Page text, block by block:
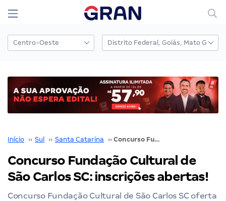
Início ›› Sul ›› Santa Catarina ›› Concurso Fundação Cultural de São Carlos SC: inscrições abertas!
Concurso Fundação Cultural de
São Carlos SC: inscrições abertas!
Concurso Fundação Cultural de São Carlos SC oferta